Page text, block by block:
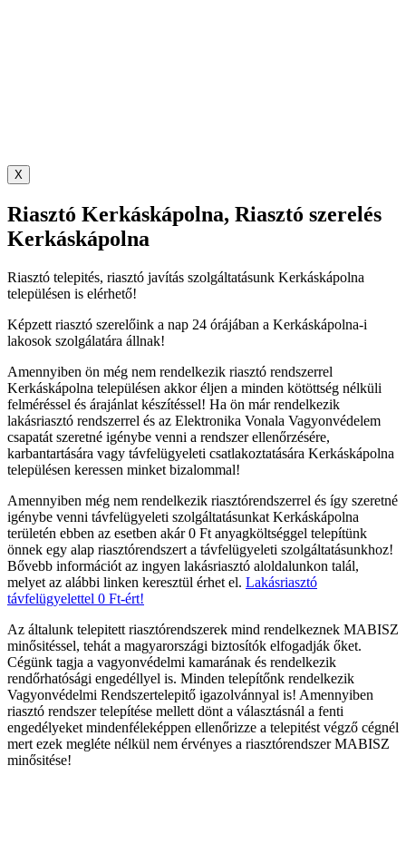
X
Riasztó Kerkáskápolna, Riasztó szerelés
Kerkáskápolna
Riasztó telepités, riasztó javítás szolgáltatásunk Kerkáskápolna
településen is elérhető!
Képzett riasztó szerelőink a nap 24 órájában a Kerkáskápolna-i
lakosok szolgálatára állnak!
Amennyiben ön még nem rendelkezik riasztó rendszerrel
Kerkáskápolna településen akkor éljen a minden kötöttség nélküli
felméréssel és árajánlat készítéssel! Ha ön már rendelkezik
lakásriasztó rendszerrel és az Elektronika Vonala Vagyonvédelem
csapatát szeretné igénybe venni a rendszer ellenőrzésére,
karbantartására vagy távfelügyeleti csatlakoztatására Kerkáskápolna
településen keressen minket bizalommal!
Amennyiben még nem rendelkezik riasztórendszerrel és így szeretné
igénybe venni távfelügyeleti szolgáltatásunkat Kerkáskápolna
területén ebben az esetben akár 0 Ft anyagköltséggel telepítünk
önnek egy alap riasztórendszert a távfelügyeleti szolgáltatásunkhoz!
Bővebb információt az ingyen lakásriasztó aloldalunkon talál,
melyet az alábbi linken keresztül érhet el. Lakásriasztó
távfelügyelettel 0 Ft-ért!
Az általunk telepitett riasztórendszerek mind rendelkeznek MABISZ
minősitéssel, tehát a magyarországi biztosítók elfogadják őket.
Cégünk tagja a vagyonvédelmi kamarának és rendelkezik
rendőrhatósági engedéllyel is. Minden telepítőnk rendelkezik
Vagyonvédelmi Rendszertelepitő igazolvánnyal is! Amennyiben
riasztó rendszer telepítése mellett dönt a választásnál a fenti
engedélyeket mindenféleképpen ellenőrizze a telepitést végző cégnél
mert ezek megléte nélkül nem érvényes a riasztórendszer MABISZ
minősitése!